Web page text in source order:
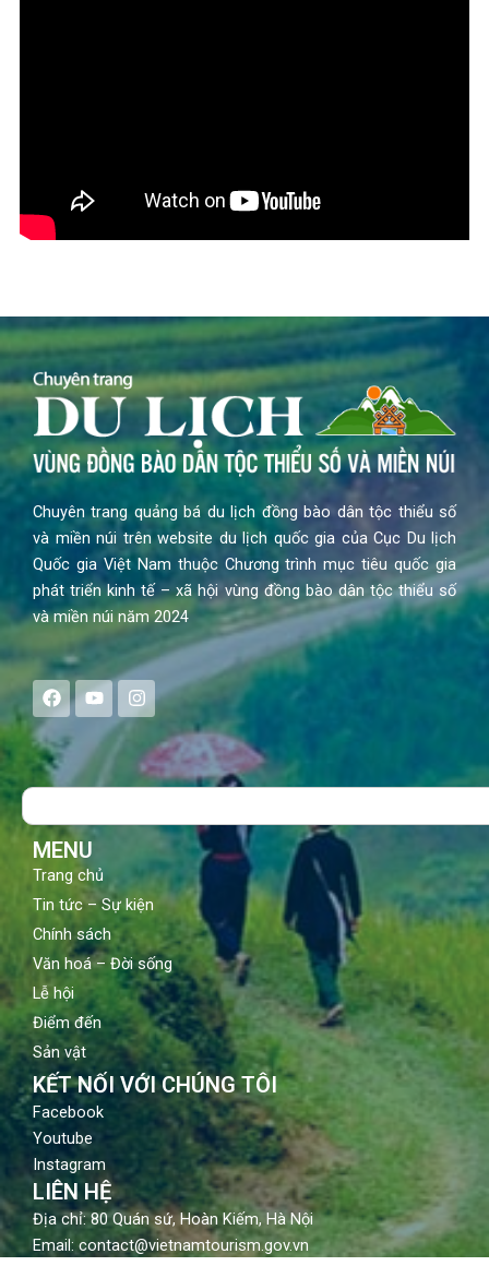
Chuyên trang quảng bá du lịch đồng bào dân tộc thiểu số
và miền núi trên website du lịch quốc gia của Cục Du lịch
Quốc gia Việt Nam thuộc Chương trình mục tiêu quốc gia
phát triển kinh tế – xã hội vùng đồng bào dân tộc thiểu số
và miền núi năm 2024
F
a
c
e
b
o
Y
o
u
t
u
b
I
n
s
a
g
Search
MENU
Trang chủ
Tin tức – Sự kiện
Chính sách
Văn hoá – Đời sống
Lễ hội
Điểm đến
Sản vật
KẾT NỐI VỚI CHÚNG TÔI
Facebook
Youtube
Instagram
LIÊN HỆ
Địa chỉ: 80 Quán sứ, Hoàn Kiếm, Hà Nội
Email: contact@vietnamtourism.gov.vn